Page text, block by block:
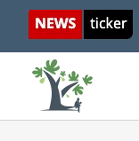
Skip
content
Israel dem